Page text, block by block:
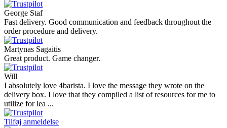
George Staf
Fast delivery. Good communication and feedback throughout the
order procedure and delivery.
Martynas Sagaitis
Great product. Game changer.
Will
I absolutely love 4barista. I love the message they wrote on the
delivery box. I love that they compiled a list of resources for me to
utilize for lea ...
Tilføj anmeldelse